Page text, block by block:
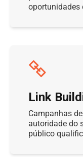
oportunidades
Link
Campanhas
autoridade do
público